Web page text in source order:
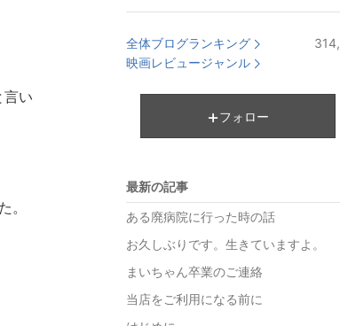
言い
。
全体ブログランキング
映画レビュージャンル
フォロー
最新の記事
ある廃病院に行った時の話
お久しぶりです。生きていますよ。
まいちゃん卒業のご連絡
当店をご利用になる前に